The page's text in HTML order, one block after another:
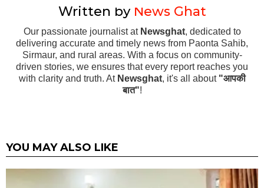
Written by News Ghat
Our passionate journalist at Newsghat, dedicated to
delivering accurate and timely news from Paonta Sahib,
Sirmaur, and rural areas. With a focus on community-
driven stories, we ensures that every report reaches you
with clarity and truth. At Newsghat, it's all about "आपकी
बात"!
YOU MAY ALSO LIKE